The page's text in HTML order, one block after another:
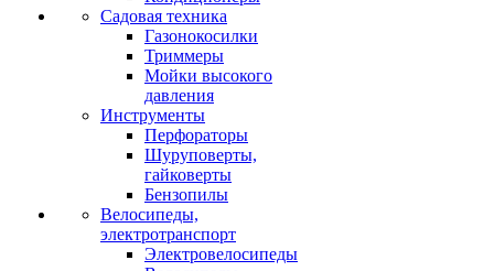
Садовая техника
Газонокосилки
Триммеры
Мойки высокого
давления
Инструменты
Перфораторы
Шуруповерты,
гайковерты
Бензопилы
Велосипеды,
электротранспорт
Электровелосипеды